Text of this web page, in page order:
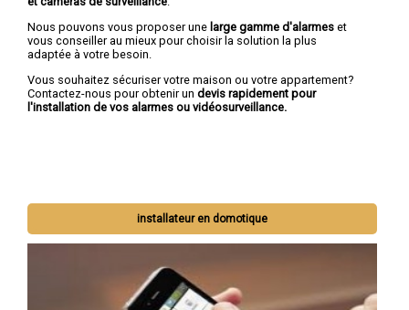
Nous pouvons vous proposer une large gamme d'alarmes et
vous conseiller au mieux pour choisir la solution la plus
adaptée à votre besoin.
Vous souhaitez sécuriser votre maison ou votre appartement?
Contactez-nous pour obtenir un devis rapidement pour
l'installation de vos alarmes ou vidéosurveillance.
installateur en domotique